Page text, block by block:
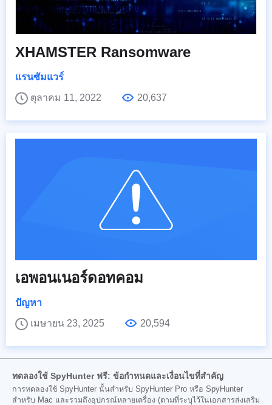
XHAMSTER Ransomware
แรนซัมแวร์
ตุลาคม 11, 2022
20,637
เอพอนเนอร์ดอทคอม
ปัญหา
เมษายน 23, 2025
20,594
ทดลองใช้ SpyHunter ฟรี: ข้อกำหนดและเงื่อนไขที่สำคัญ
การทดลองใช้ SpyHunter นั้นสำหรับ SpyHunter Pro หรือ SpyHunter
สำหรับ Mac และรวมถึงอุปกรณ์หลายเครื่อง (ตามที่ระบุไว้ในเอกสารส่งเสริม